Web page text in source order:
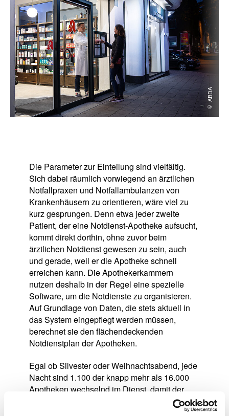
© ABDA
Die Parameter zur Einteilung sind vielfältig.
Sich dabei räumlich vorwiegend an ärztlichen
Notfallpraxen und Notfallambulanzen von
Krankenhäusern zu orientieren, wäre viel zu
kurz gesprungen. Denn etwa jeder zweite
Patient, der eine Notdienst­-Apotheke aufsucht,
kommt direkt dorthin, ohne zuvor beim
ärztlichen Notdienst gewesen zu sein, auch
und gerade, weil er die Apotheke schnell
erreichen kann. Die Apothekerkammern
nutzen deshalb in der Regel eine spezielle
Software, um die Notdienste zu organisieren.
Auf Grundlage von Daten, die stets aktuell in
das System eingepflegt werden müssen,
berechnet sie den flächendeckenden
Notdienstplan der Apotheken.
Egal ob Silvester oder Weihnachtsabend, jede
Nacht sind 1.100 der knapp mehr als 16.000
Apotheken wechselnd im Dienst, damit der
Bevölkerung in akzeptabler Entfernung eine
dienstbereite Apotheke zur Verfügung steht.